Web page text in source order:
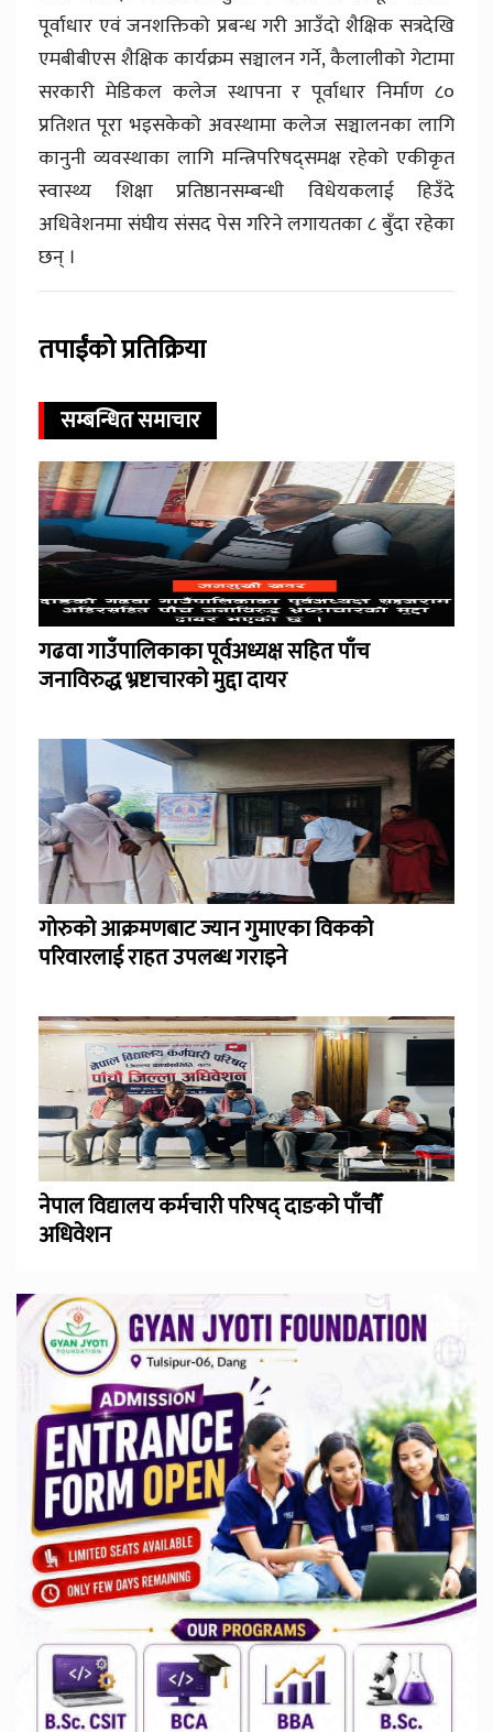
पूर्वाधार एवं जनशक्तिको प्रबन्ध गरी आउँदो शैक्षिक सत्रदेखि
एमबीबीएस शैक्षिक कार्यक्रम सञ्चालन गर्ने, कैलालीको गेटामा
सरकारी मेडिकल कलेज स्थापना र पूर्वाधार निर्माण ८०
प्रतिशत पूरा भइसकेको अवस्थामा कलेज सञ्चालनका लागि
कानुनी व्यवस्थाका लागि मन्त्रिपरिषद्समक्ष रहेको एकीकृत
स्वास्थ्य शिक्षा प्रतिष्ठानसम्बन्धी विधेयकलाई हिउँदे
अधिवेशनमा संघीय संसद पेस गरिने लगायतका ८ बुँदा रहेका
छन् ।
तपाईंको प्रतिक्रिया
सम्बन्धित समाचार
गढवा गाउँपालिकाका पूर्वअध्यक्ष सहित पाँच
जनाविरुद्ध भ्रष्टाचारको मुद्दा दायर
गोरुको आक्रमणबाट ज्यान गुमाएका विकको
परिवारलाई राहत उपलब्ध गराइने
नेपाल विद्यालय कर्मचारी परिषद् दाङको पाँचौँ
अधिवेशन